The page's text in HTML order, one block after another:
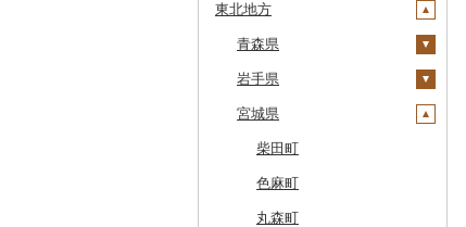
安平町
八雲町
鹿部町
江差町
白老町
せたな町
旭川市
東北地方
青森県
十和田市
大鰐町
南部町
五戸町
藤崎町
岩手県
宮古市
軽米町
岩手町
矢巾町
宮城県
柴田町
色麻町
丸森町